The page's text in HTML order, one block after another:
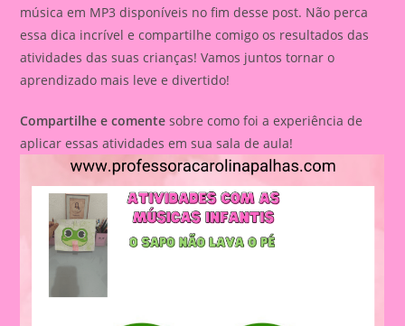
música em MP3 disponíveis no fim desse post. Não perca
essa dica incrível e compartilhe comigo os resultados das
atividades das suas crianças! Vamos juntos tornar o
aprendizado mais leve e divertido!
Compartilhe e comente sobre como foi a experiência de
aplicar essas atividades em sua sala de aula!